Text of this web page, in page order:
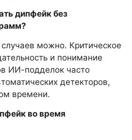
дипфейк без
можно. Критическое
и понимание
ИИ-подделок часто
детекторов,
времени.
во время